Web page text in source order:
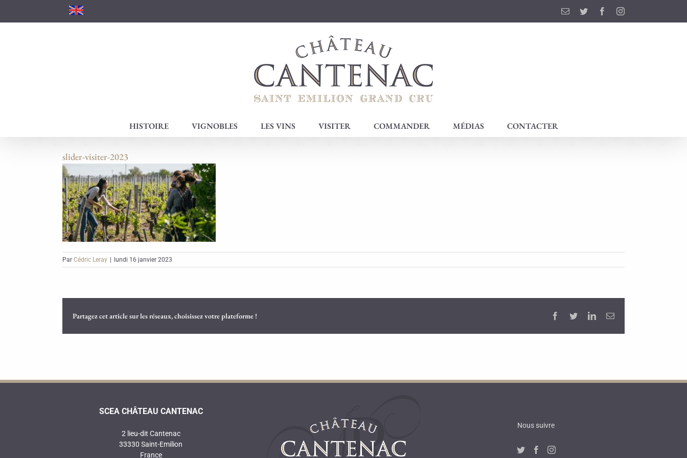
EmailTwitter FacebookInstagram
HISTOIRE VIGNOBLES LES VINS VISITER COMMANDER MÉDIAS CONTACTER
slider-visiter-2023
Par Cédric Leray lundi 16 janvier 2023
Partagez cet article sur les réseaux, choisissez votre plateforme ! Facebook
TwitterLinkedInEmail
SCEA CHÂTEAU CANTENAC
2 lieu-dit Cantenac
33330 Saint-Emilion
France
Nous suivre